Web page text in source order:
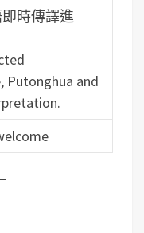
時傳譯進
Putonghua and